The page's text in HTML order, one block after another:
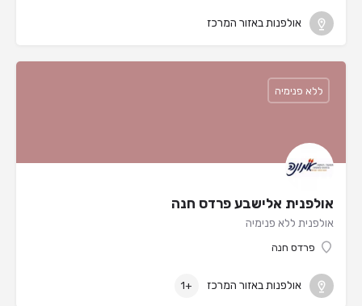
אולפנות באזור המרכז
אולפנית אלישבע פרדס חנה
אולפנית ללא פנימיה
פרדס חנה
ללא פנימיה
אולפנות באזור המרכז +1